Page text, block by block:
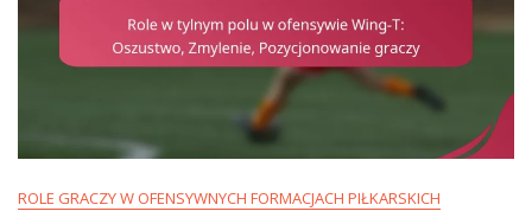
ROLE GRACZY W OFENSYWNYCH FORMACJACH PIŁKARSKICH